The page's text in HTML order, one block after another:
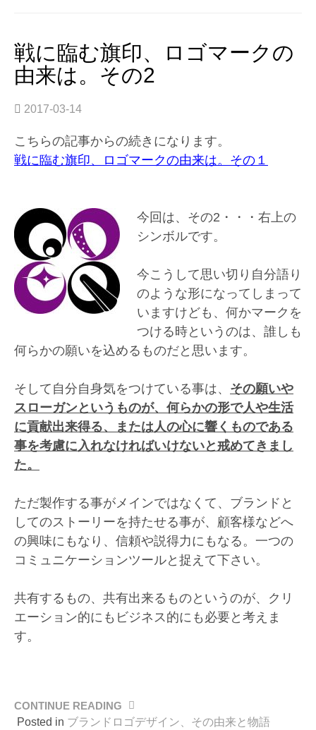
由
来
は。
戦に臨む旗印、ロゴマークの
由来は。その2
2017-03-14
こちらの記事からの続きになります。
戦に臨む旗印、ロゴマークの由来は。その１
今回は、その2・・・右上の
シンボルです。
今こうして思い切り自分語り
のような形になってしまって
いますけども、何かマークを
つける時というのは、誰しも
何らかの願いを込めるものだと思います。
そして自分自身気をつけている事は、 その願いや
スローガンというものが、何らかの形で人や生活
に貢献出来得る、または人の心に響くものである
事を考慮に入れなければいけないと戒めてきまし
た。
ただ製作する事がメインではなくて、ブランドと
してのストーリーを持たせる事が、顧客様などへ
の興味にもなり、信頼や説得力にもなる。一つの
コミュニケーションツールと捉えて下さい。
共有するもの、共有出来るものというのが、クリ
エーション的にもビジネス的にも必要と考えま
す。
CONTINUE READING
“戦
に
Posted in ブランドロゴデザイン、その由来と物語